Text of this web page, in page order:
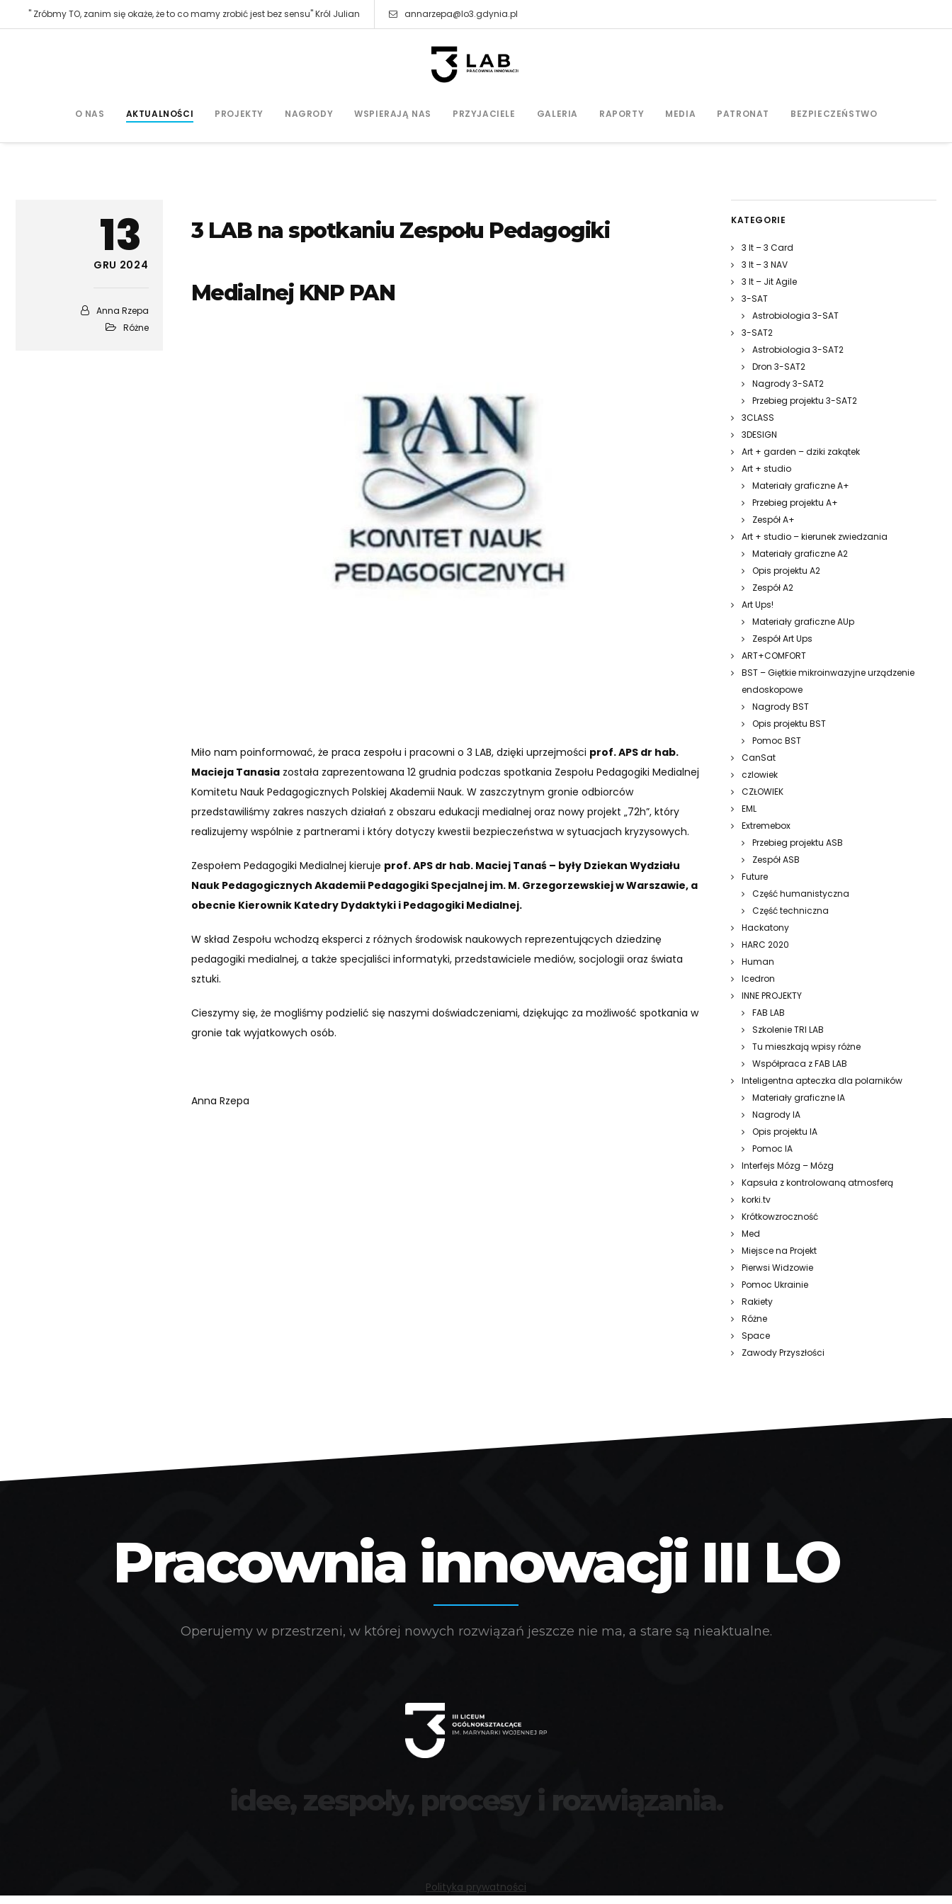
" Zróbmy TO, zanim się okaże, że to co mamy zrobić jest bez sensu" Król Julian annarzepa@lo3.gdynia.pl
O NAS AKTUALNOŚCI PROJEKTY NAGRODY WSPIERAJĄ NAS PRZYJACIELE GALERIA RAPORTY MEDIA PATRONAT BEZPIECZEŃSTWO
13
GRU 2024
Anna Rzepa
Różne
3 LAB na spotkaniu Zespołu Pedagogiki
Medialnej KNP PAN
Miło nam poinformować, że praca zespołu i pracowni o 3 LAB, dzięki uprzejmości prof. APS dr hab.
Macieja Tanasiazostała zaprezentowana 12 grudnia podczas spotkania Zespołu Pedagogiki Medialnej
Komitetu Nauk Pedagogicznych Polskiej Akademii Nauk. W zaszczytnym gronie odbiorców
przedstawiliśmy zakres naszych działań z obszaru edukacji medialnej oraz nowy projekt „72h”, który
realizujemy wspólnie z partnerami i który dotyczy kwestii bezpieczeństwa w sytuacjach kryzysowych.
Zespołem Pedagogiki Medialnej kieruje prof. APS dr hab. Maciej Tanaś – były Dziekan Wydziału
Nauk Pedagogicznych Akademii Pedagogiki Specjalnej im. M. Grzegorzewskiej w Warszawie, a
obecnie Kierownik Katedry Dydaktyki i Pedagogiki Medialnej.
W skład Zespołu wchodzą eksperci z różnych środowisk naukowych reprezentujących dziedzinę
pedagogiki medialnej, a także specjaliści informatyki, przedstawiciele mediów, socjologii oraz świata
sztuki.
Cieszymy się, że mogliśmy podzielić się naszymi doświadczeniami, dziękując za możliwość spotkania w
gronie tak wyjatkowych osób.
Anna Rzepa
KATEGORIE
3 It – 3 Card
3 It – 3 NAV
3 It – Jit Agile
3-SAT
Astrobiologia 3-SAT
3-SAT2
Astrobiologia 3-SAT2
Dron 3-SAT2
Nagrody 3-SAT2
Przebieg projektu 3-SAT2
3CLASS
3DESIGN
Art + garden – dziki zakątek
Art + studio
Materiały graficzne A+
Przebieg projektu A+
Zespół A+
Art + studio – kierunek zwiedzania
Materiały graficzne A2
Opis projektu A2
Zespół A2
Art Ups!
Materiały graficzne AUp
Zespół Art Ups
ART+COMFORT
BST – Giętkie mikroinwazyjne urządzenie
endoskopowe
Nagrody BST
Opis projektu BST
Pomoc BST
CanSat
czlowiek
CZŁOWIEK
EML
Extremebox
Przebieg projektu ASB
Zespół ASB
Future
Część humanistyczna
Część techniczna
Hackatony
HARC 2020
Human
Icedron
INNE PROJEKTY
FAB LAB
Szkolenie TRI LAB
Tu mieszkają wpisy różne
Współpraca z FAB LAB
Inteligentna apteczka dla polarników
Materiały graficzne IA
Nagrody IA
Opis projektu IA
Pomoc IA
Interfejs Mózg – Mózg
Kapsuła z kontrolowaną atmosferą
korki.tv
Krótkowzroczność
Med
Miejsce na Projekt
Pierwsi Widzowie
Pomoc Ukrainie
Rakiety
Różne
Space
Zawody Przyszłości
Pracownia innowacji III LO
Operujemy w przestrzeni, w której nowych rozwiązań jeszcze nie ma, a stare są nieaktualne.
idee, zespoły, procesy i rozwiązania.
Polityka prywatności